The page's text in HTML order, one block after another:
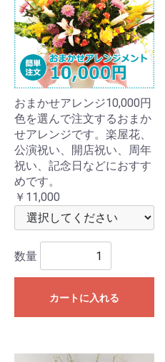
おまかせアレンジ10,000円
色を選んで注文するおまか
せアレンジです。楽屋花、
公演祝い、開店祝い、周年
祝い、記念日などにおすす
めです。
￥11,000
数量
カートに入れる